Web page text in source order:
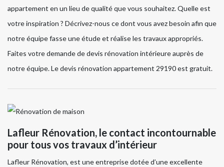
appartement en un lieu de qualité que vous souhaitez. Quelle est
votre inspiration ? Décrivez-nous ce dont vous avez besoin afin que
notre équipe fasse une étude et réalise les travaux appropriés.
Faites votre demande de devis rénovation intérieure auprès de
notre équipe. Le devis rénovation appartement 29190 est gratuit.
Lafleur Rénovation, le contact incontournable
pour tous vos travaux d’intérieur
Lafleur Rénovation, est une entreprise dotée d’une excellente